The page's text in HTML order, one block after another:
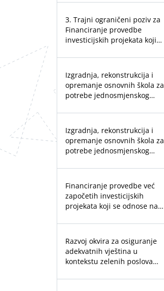
3. Trajni ograničeni poziv za
Financiranje provedbe
investicijskih projekata koji
sustava javne vodoopskrbe i
javne odvodnje otpadnih
voda
Izgradnja, rekonstrukcija i
opremanje osnovnih škola za
potrebe jednosmjenskog
škole_Grupa 1
Izgradnja, rekonstrukcija i
opremanje osnovnih škola za
potrebe jednosmjenskog
škole_Grupa 2
Financiranje provedbe već
započetih investicijskih
projekata koji se odnose na
vodoopskrbe i javne
odvodnje otpadnih voda
Razvoj okvira za osiguranje
adekvatnih vještina u
kontekstu zelenih poslova
potresa